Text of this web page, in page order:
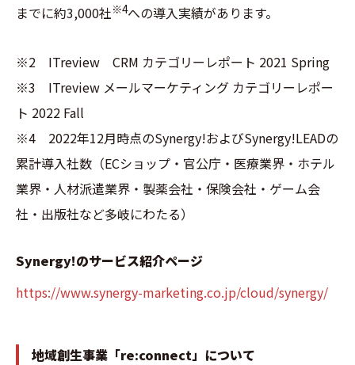
までに約3,000社※4への導入実績があります。
※2 ITreview CRM カテゴリーレポート 2021 Spring
※3 ITreview メールマーケティング カテゴリーレポー
ト 2022 Fall
※4 2022年12月時点のSynergy!およびSynergy!LEADの
累計導入社数（ECショップ・官公庁・医療業界・ホテル
業界・人材派遣業界・製薬会社・保険会社・ゲーム会
社・出版社など多岐にわたる）
​Synergy!のサービス紹介ページ
https://www.synergy-marketing.co.jp/cloud/synergy/
地域創生事業「re:connect」について